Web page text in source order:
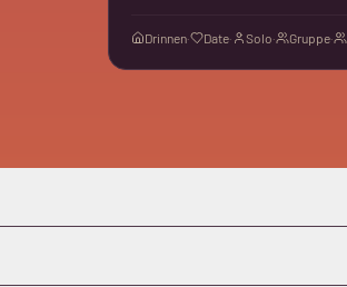
Drinnen· Date· Solo· Gruppe·